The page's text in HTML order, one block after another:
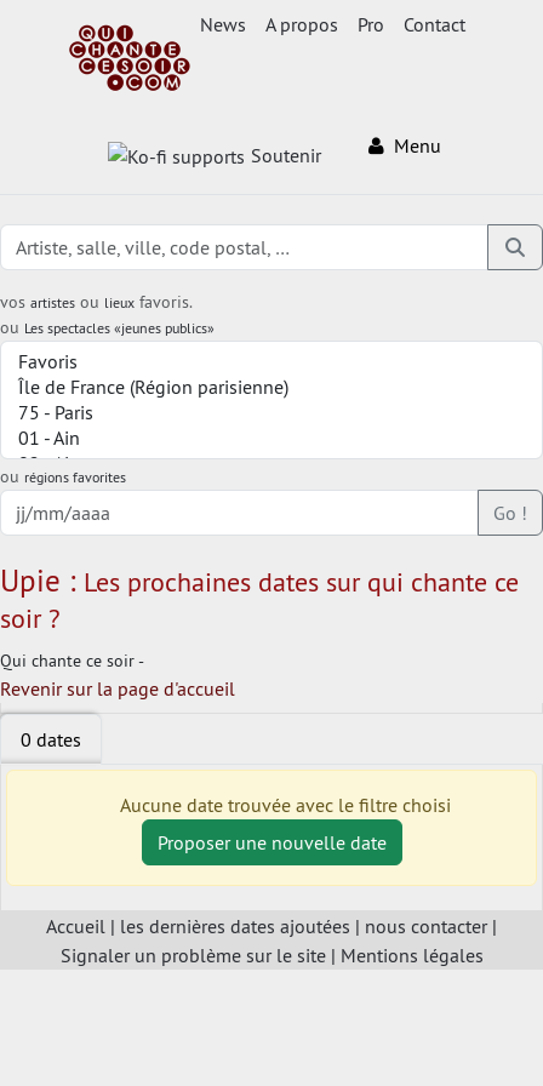
News A propos Pro Contact
Soutenir Menu
vos artistes ou lieux favoris.
ou Les spectacles «jeunes publics»
ou régions favorites
Go !
Upie : Les prochaines dates sur qui chante ce
soir ?
Qui chante ce soir -
Revenir sur la page d'accueil
0 dates
Aucune date trouvée avec le filtre choisi
Proposer une nouvelle date
Accueil | les dernières dates ajoutées | nous contacter|
Signaler un problème sur le site| Mentions légales